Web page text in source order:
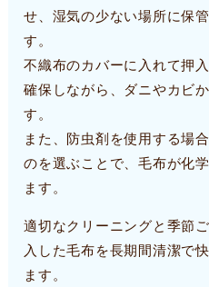
せ、湿気の少ない場所に保
す。
不織布のカバーに入れて押
確保しながら、ダニやカビ
す。
また、防虫剤を使用する場
のを選ぶことで、毛布が化
ます。
適切なクリーニングと季節
入した毛布を長期間清潔で
ます。